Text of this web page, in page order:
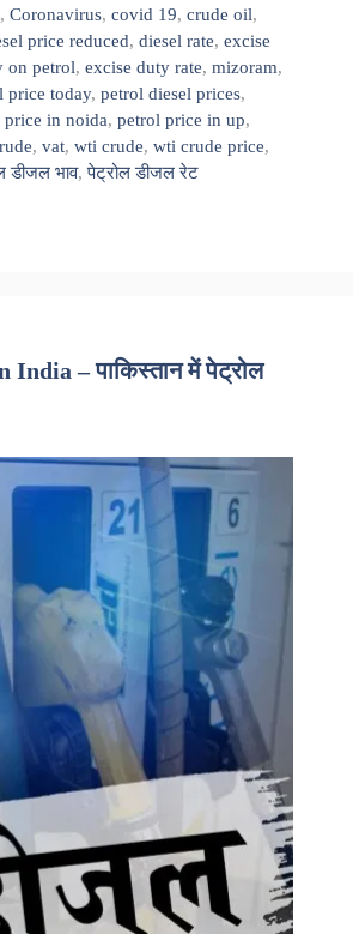
,Coronavirus,covid 19,crude oil,
price reduced, diesel rate, excise
on petrol, excise duty rate, mizoram,
price today, petrol diesel prices,
price in noida, petrol price in up,
, vat, wti crude, wti crude price,
डीजल भाव,पेट्रोल डीजल रेट
– पाकिस्तान में पेट्रोल